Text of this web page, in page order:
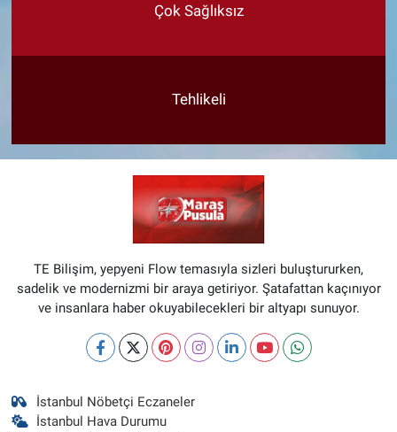
Çok Sağlıksız
Tehlikeli
TE Bilişim, yepyeni Flow temasıyla sizleri buluştururken,
sadelik ve modernizmi bir araya getiriyor. Şatafattan kaçınıyor
ve insanlara haber okuyabilecekleri bir altyapı sunuyor.
İstanbul Nöbetçi Eczaneler
İstanbul Hava Durumu